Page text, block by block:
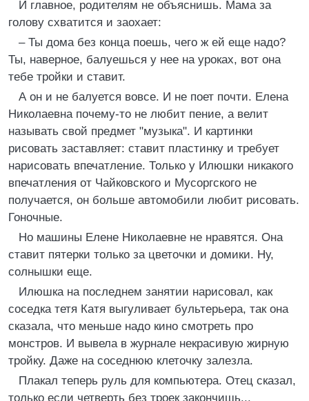
И главное, родителям не объяснишь. Мама за
голову схватится и заохает:
– Ты дома без конца поешь, чего ж ей еще надо?
Ты, наверное, балуешься у нее на уроках, вот она
тебе тройки и ставит.
А он и не балуется вовсе. И не поет почти. Елена
Николаевна почему-то не любит пение, а велит
называть свой предмет "музыка". И картинки
рисовать заставляет: ставит пластинку и требует
нарисовать впечатление. Только у Илюшки никакого
впечатления от Чайковского и Мусоргского не
получается, он больше автомобили любит рисовать.
Гоночные.
Но машины Елене Николаевне не нравятся. Она
ставит пятерки только за цветочки и домики. Ну,
солнышки еще.
Илюшка на последнем занятии нарисовал, как
соседка тетя Катя выгуливает бультерьера, так она
сказала, что меньше надо кино смотреть про
монстров. И вывела в журнале некрасивую жирную
тройку. Даже на соседнюю клеточку залезла.
Плакал теперь руль для компьютера. Отец сказал,
только если четверть без троек закончишь...